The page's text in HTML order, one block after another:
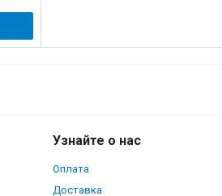
Узнайте о нас
Оплата
Доставка